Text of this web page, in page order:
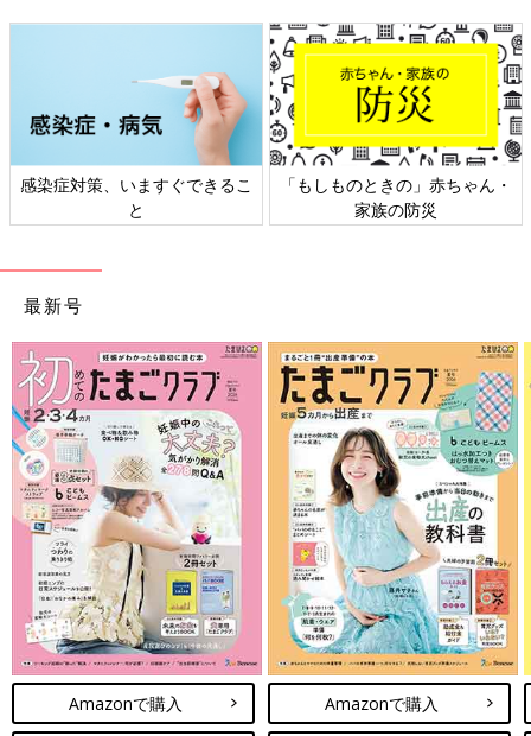
感染症対策、いますぐできるこ
と
「もしものときの」赤ちゃん・
家族の防災
最新号
Amazonで購入 Amazonで購入